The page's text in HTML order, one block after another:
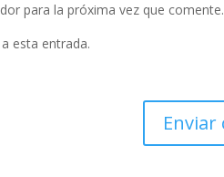
para la próxima vez que comente.
esta entrada.